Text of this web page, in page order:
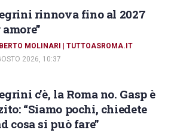
rinnova fino al 2027
amore”
MOLINARI | TUTTOASROMA.IT
2026, 10:37
c’è, la Roma no. Gasp è
“Siamo pochi, chiedete
cosa si può fare”